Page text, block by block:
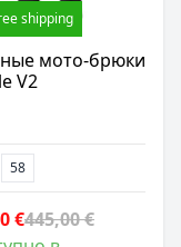
shipping
мото-брюки
V2
58
€445,00 €